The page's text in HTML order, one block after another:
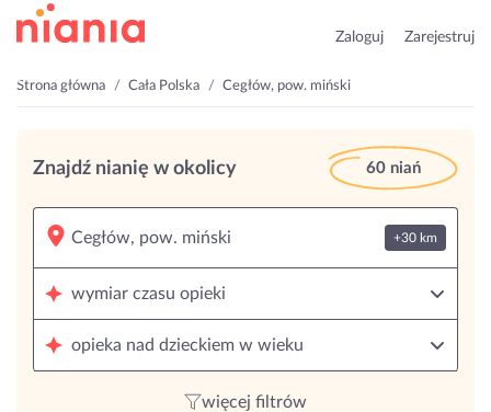
Zaloguj Zarejestruj
Strona główna Cała Polska Cegłów, pow. miński
Znajdź nianię w okolicy 60 niań
+30 km
wymiar czasu opieki
opieka nad dzieckiem w wieku
więcej filtrów